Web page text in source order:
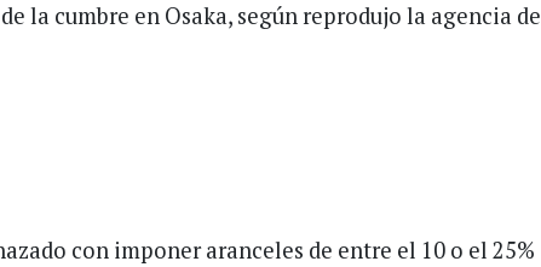
la cumbre en Osaka, según reprodujo la agencia de
con imponer aranceles de entre el 10 o el 25%